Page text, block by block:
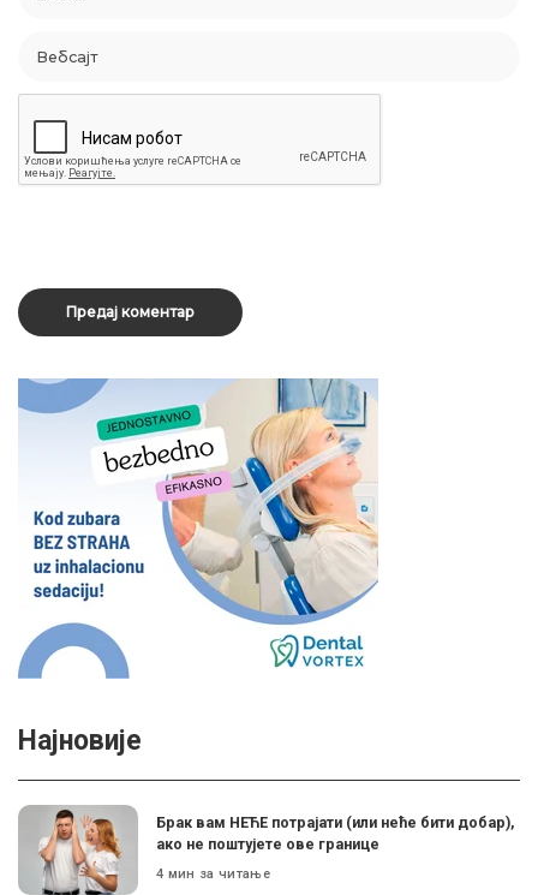
Најновије
Брак вам НЕЋЕ потрајати (или неће бити добар),
ако не поштујете ове границе
4 мин за читање